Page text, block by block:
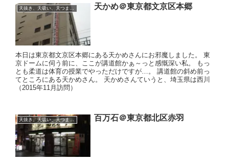
天抜き、天吸い、天つま、立ち食い、蕎麦、etc 天かめ＠東京都文京区本郷
本日は東京都文京区本郷にある天かめさんにお邪魔しました。 東
京ドームに伺う前に、ここが講道館かぁ～っと感慨深い私。 もっ
とも柔道は体育の授業でやっただけですが…。 講道館の斜め前っ
てところにある天かめさん。 天かめさんていうと、埼玉県は西川
（2015年11月訪問）
天抜き、天吸い、天つま、立ち食い、蕎麦、etc 百万石＠東京都北区赤羽